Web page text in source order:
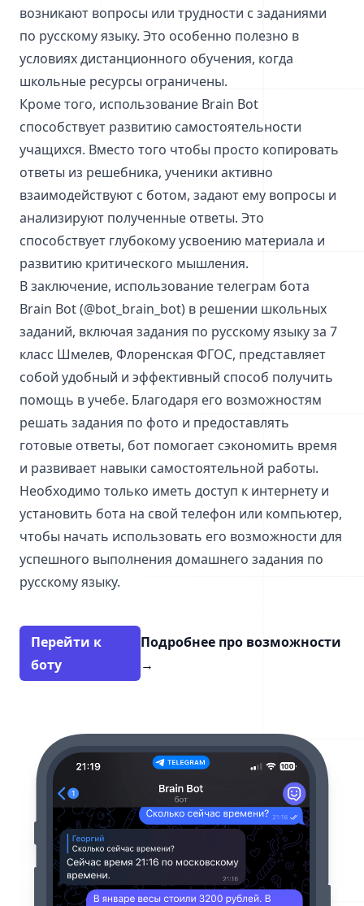
возникают вопросы или трудности с заданиями
по русскому языку. Это особенно полезно в
условиях дистанционного обучения, когда
школьные ресурсы ограничены.
Кроме того, использование Brain Bot
способствует развитию самостоятельности
учащихся. Вместо того чтобы просто копировать
ответы из решебника, ученики активно
взаимодействуют с ботом, задают ему вопросы и
анализируют полученные ответы. Это
способствует глубокому усвоению материала и
развитию критического мышления.
В заключение, использование телеграм бота
Brain Bot (@bot_brain_bot) в решении школьных
заданий, включая задания по русскому языку за 7
класс Шмелев, Флоренская ФГОС, представляет
собой удобный и эффективный способ получить
помощь в учебе. Благодаря его возможностям
решать задания по фото и предоставлять
готовые ответы, бот помогает сэкономить время
и развивает навыки самостоятельной работы.
Необходимо только иметь доступ к интернету и
установить бота на свой телефон или компьютер,
чтобы начать использовать его возможности для
успешного выполнения домашнего задания по
русскому языку.
Перейти к
боту
Подробнее про возможности
→